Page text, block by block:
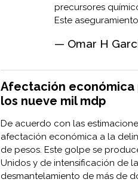
precursores
Este
— Omar H
Afectación económica
los nueve mil mdp
De acuerdo con las
afectación económica a la
de pesos. Este golpe se
Unidos y de intensificación de
desmantelamiento de más de